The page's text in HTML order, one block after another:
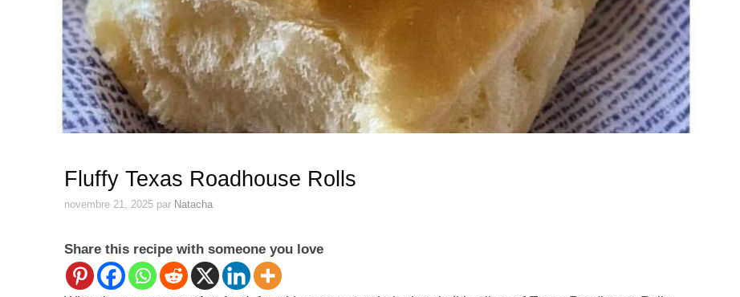
Fluffy Texas Roadhouse Rolls
novembre 21, 2025 par Natacha
Share this recipe with someone you love